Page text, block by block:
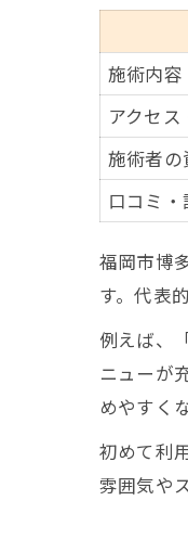
施術内容
アクセス
施術者
口コミ・
福岡市博
す。代表
例えば、
ニューが
めやすく
初めて利
雰囲気や